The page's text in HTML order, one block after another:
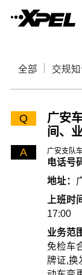
全部 交规知
Q
广安
间、
A 广安支队
电话号
地址：
上班时
17:00
业务范
免检车
牌证,换